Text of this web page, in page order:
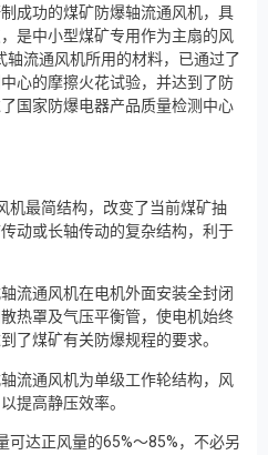
成功的煤矿防爆轴流通风机，具
是中小型煤矿专用作为主扇的风
轴流通风机所用的材料，已通过了
心的摩擦火花试验，并达到了防
国家防爆电器产品质量检测中心
机最简结构，改变了当前煤矿抽
动或长轴传动的复杂结构，利于
流通风机在电机外面安装全封闭
热罩及气压平衡管，使电机始终
了煤矿有关防爆规程的要求。
流通风机为单级工作轮结构，风
提高静压效率。
可达正风量的65%～85%，不必另